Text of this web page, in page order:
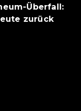
Überfall:
zurück